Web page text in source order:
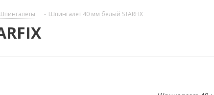
- Шпингалет 40 мм белый STARFIX